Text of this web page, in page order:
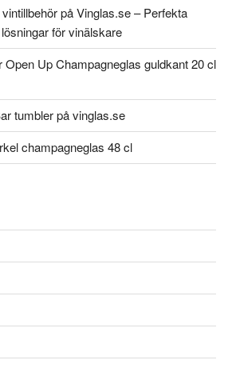
på Vinglas.se – Perfekta
för vinälskare
Open Up Champagneglas guldkant 20 cl
tumbler på vinglas.se
champagneglas 48 cl